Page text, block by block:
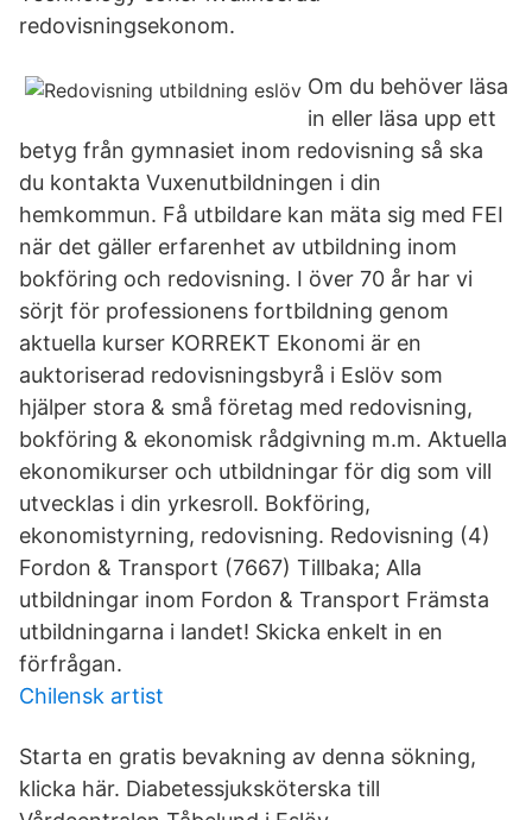
redovisningsekonom.
Om du behöver läsa
in eller läsa upp ett
betyg från gymnasiet inom redovisning så ska
du kontakta Vuxenutbildningen i din
hemkommun. Få utbildare kan mäta sig med FEI
när det gäller erfarenhet av utbildning inom
bokföring och redovisning. I över 70 år har vi
sörjt för professionens fortbildning genom
aktuella kurser KORREKT Ekonomi är en
auktoriserad redovisningsbyrå i Eslöv som
hjälper stora & små företag med redovisning,
bokföring & ekonomisk rådgivning m.m. Aktuella
ekonomikurser och utbildningar för dig som vill
utvecklas i din yrkesroll. Bokföring,
ekonomistyrning, redovisning. Redovisning (4)
Fordon & Transport (7667) Tillbaka; Alla
utbildningar inom Fordon & Transport Främsta
utbildningarna i landet! Skicka enkelt in en
förfrågan.
Chilensk artist
Starta en gratis bevakning av denna sökning,
klicka här. Diabetessjuksköterska till